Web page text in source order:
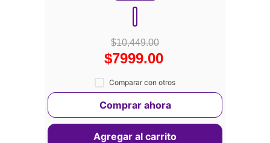
$7999.00
$10,449.00
Comprar ahora
Agregar al carrito